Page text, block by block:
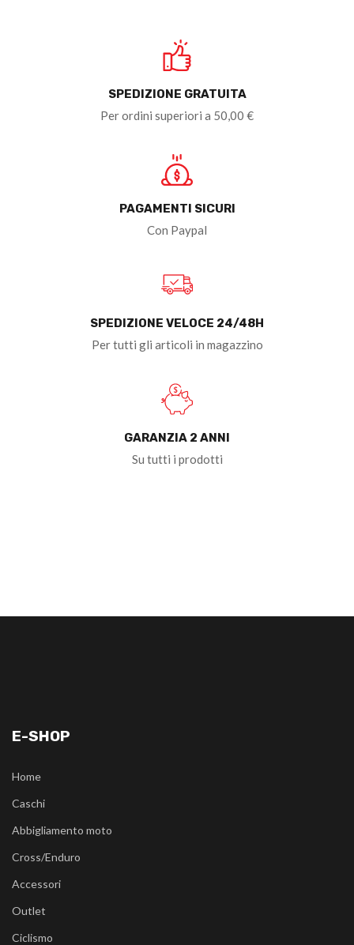
SPEDIZIONE GRATUITA
Per ordini superiori a 50,00 €
PAGAMENTI SICURI
Con Paypal
SPEDIZIONE VELOCE 24/48H
Per tutti gli articoli in magazzino
GARANZIA 2 ANNI
Su tutti i prodotti
E-SHOP
Home
Caschi
Abbigliamento moto
Cross/Enduro
Accessori
Outlet
Ciclismo